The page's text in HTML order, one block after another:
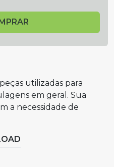
utilizadas para
em geral. Sua
a necessidade de